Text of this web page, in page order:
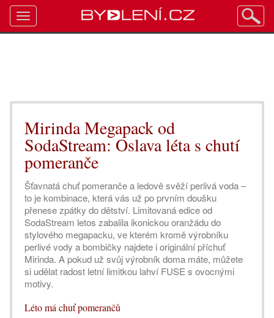
Mirinda Megapack od
SodaStream: Oslava léta s chutí
pomeranče
Šťavnatá chuť pomeranče a ledově svěží perlivá voda –
to je kombinace, která vás už po prvním doušku
přenese zpátky do dětství. Limitovaná edice od
SodaStream letos zabalila ikonickou oranžádu do
stylového megapacku, ve kterém kromě výrobníku
perlivé vody a bombičky najdete i originální příchuť
Mirinda. A pokud už svůj výrobník doma máte, můžete
si udělat radost letní limitkou lahví FUSE s ovocnými
motivy.
Léto má chuť pomerančů
Toggle
navigation